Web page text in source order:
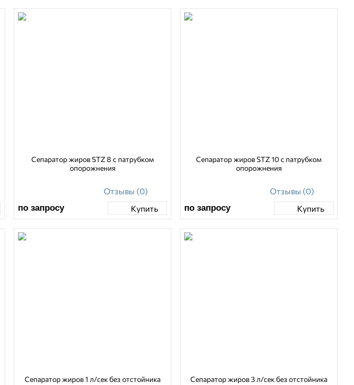
Сепаратор жиров STZ 8 с патрубком
опорожнения
Отзывы (0)
по запросу
Купить
Сепаратор жиров STZ 10 с патрубком
опорожнения
Отзывы (0)
по запросу
Купить
Сепаратор жиров 1 л/сек без отстойника Сепаратор жиров 3 л/сек без отстойника